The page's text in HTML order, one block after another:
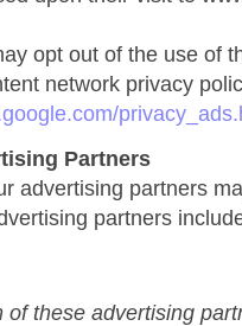
opt out of the use of
network privacy
Partners
advertising partners
partners
of these advertising